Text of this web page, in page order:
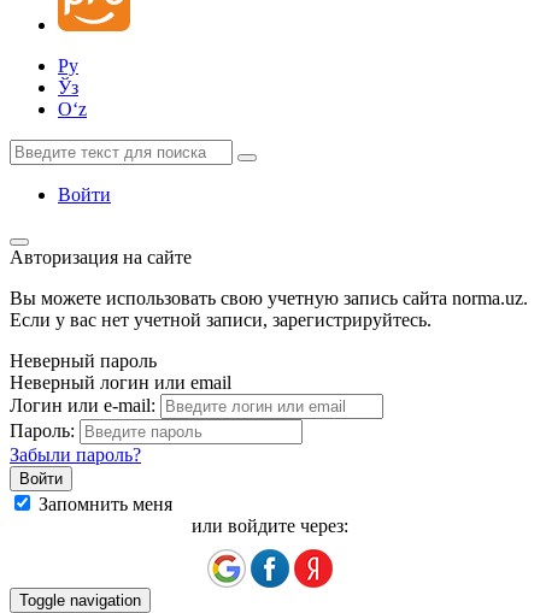
Ру
Ўз
Oʻz
Войти
Авторизация на сайте
Вы можете использовать свою учетную запись сайта norma.uz.
Если у вас нет учетной записи, зарегистрируйтесь.
Неверный пароль
Неверный логин или email
Логин или e-mail:
Пароль:
Забыли пароль?
Запомнить меня
или войдите через:
Toggle navigation